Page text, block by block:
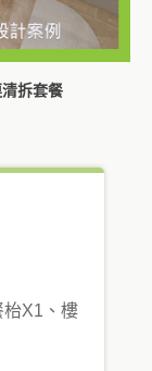
拆套餐
枱X1、樓